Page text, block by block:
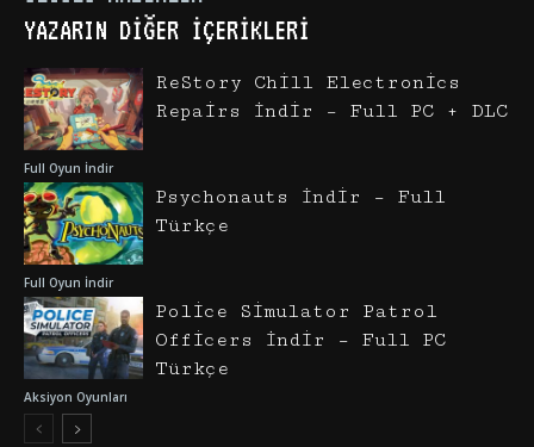
YAZARIN DIĞER İÇERIKLERI
Full Oyun İndir
ReStory Chill Electronics
Repairs İndir – Full PC + DLC
Full Oyun İndir
Psychonauts İndir – Full
Türkçe
Aksiyon Oyunları
Police Simulator Patrol
Officers İndir – Full PC
Türkçe